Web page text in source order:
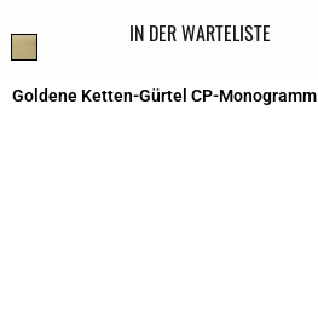
IN DER WARTELISTE
Goldene Ketten-Gürtel CP-Monogramm